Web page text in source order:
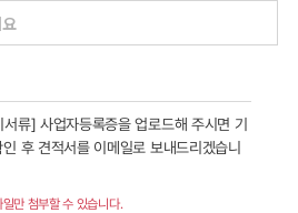
서류] 사업자등록증을 업로드해 주시면 기
후 견적서를 이메일로 보내드리겠습니
일만 첨부할 수 있습니다.